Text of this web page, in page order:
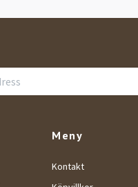
Meny
Kontakt